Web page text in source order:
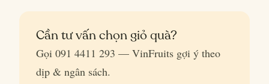
Cần tư vấn chọn giỏ quà?
Gọi 091 4411 293 — VinFruits gợi ý theo
dịp & ngân sách.